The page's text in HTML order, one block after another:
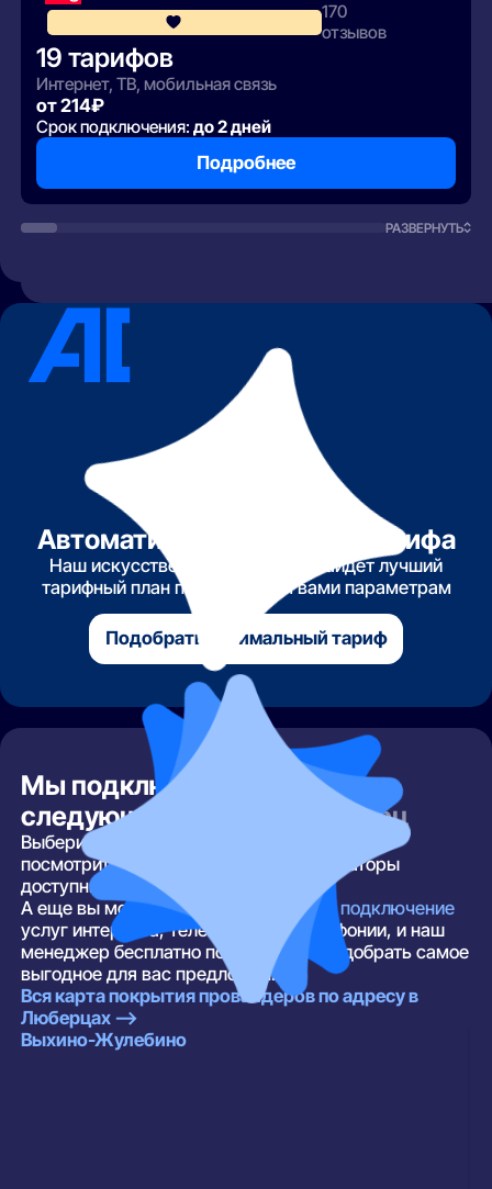
4.1
170
отзывов
19 тарифов
Интернет, ТВ, мобильная связь
от 214₽
Срок подключения:до 2 дней
Подробнее
РАЗВЕРНУТЬ
Автоматический подбор тарифа
Наш искусственный интеллект найдет лучший
тарифный план по указанным вами параметрам
Подобрать оптимальный тариф
Мы подключаем интернет в
следующих районах
Люберец
Выберите ваш район, улицу и номер дома и
посмотрите, какие провайдеры и операторы
доступны по вашему адресу.
А еще вы можетеоставить заявку на подключение
услуг интернета, телевидения и телефонии, и наш
менеджер бесплатно поможет вам подобрать самое
выгодное для вас предложение.
Вся карта покрытия провайдеров по адресу в
Люберцах —>
Выхино-Жулебино